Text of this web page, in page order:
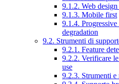
9.1.2. Web
9.1.3. Mobile first
9.1.4.
degradation
9.2. Strumenti di
9.2.1. Feature
9.2.2. Verificare
use
9.2.3. Strumenti e